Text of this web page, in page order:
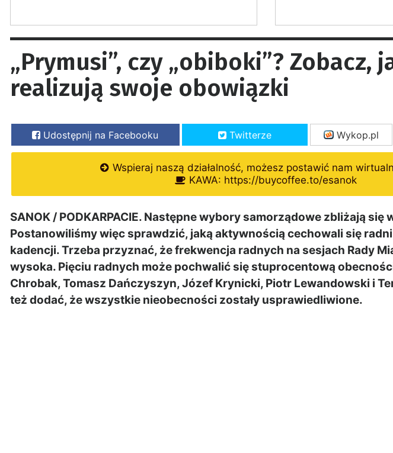
„Prymusi”, czy „obiboki”? Zobacz,
realizują swoje obowiązki
Udostępnij na Facebooku Twitterze Wykop.pl
Wspieraj naszą działalność, możesz postawić nam
KAWA: https://buycoffee.to/esanok
SANOK / PODKARPACIE. Następne wybory samorządowe zbliżają się
Postanowiliśmy więc sprawdzić, jaką aktywnością cechowali się
kadencji. Trzeba przyznać, że frekwencja radnych na sesjach Rady
wysoka. Pięciu radnych może pochwalić się stuprocentową
Chrobak, Tomasz Dańczyszyn, Józef Krynicki, Piotr Lewandowski i
też dodać, że wszystkie nieobecności zostały usprawiedliwione.